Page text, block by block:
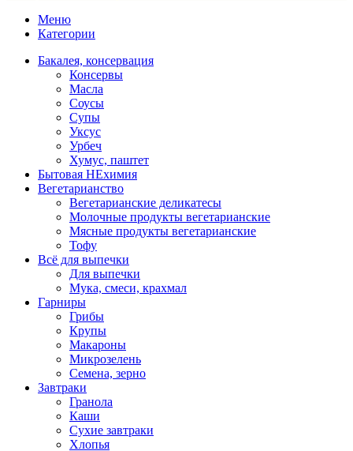
Меню
Категории
Бакалея, консервация
Консервы
Масла
Соусы
Супы
Уксус
Урбеч
Хумус, паштет
Бытовая НЕхимия
Вегетарианство
Вегетарианские деликатесы
Молочные продукты вегетарианские
Мясные продукты вегетарианские
Тофу
Всё для выпечки
Для выпечки
Мука, смеси, крахмал
Гарниры
Грибы
Крупы
Макароны
Микрозелень
Семена, зерно
Завтраки
Гранола
Каши
Сухие завтраки
Хлопья